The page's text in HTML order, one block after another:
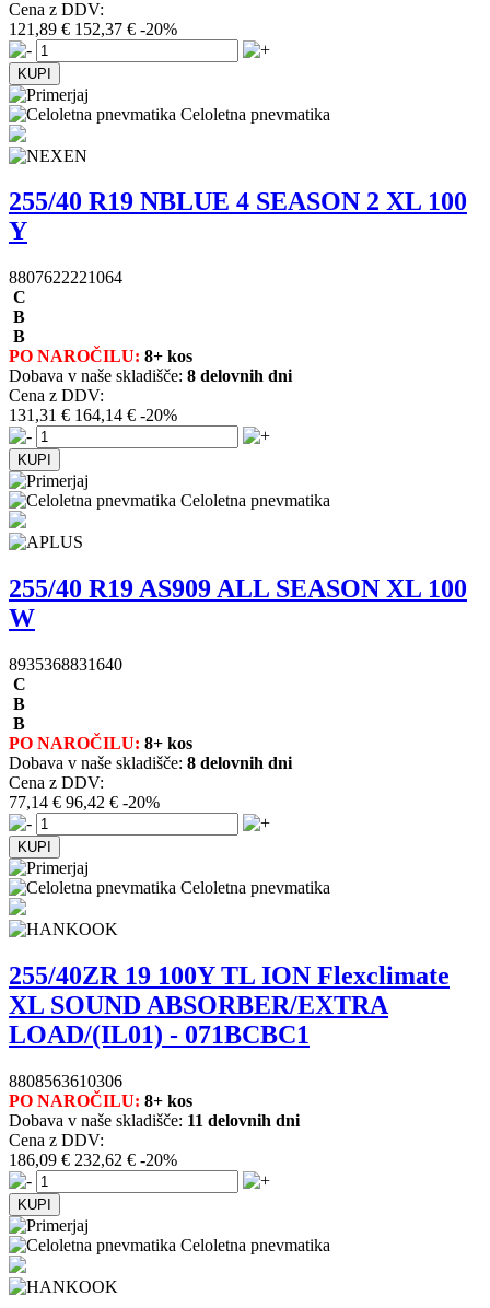
Cena z DDV:
121,89 € 152,37 € -20%
Celoletna pnevmatika
255/40 R19 NBLUE 4 SEASON 2 XL 100
Y
8807622221064
C
B
B
PO NAROČILU: 8+ kos
Dobava v naše skladišče: 8 delovnih dni
Cena z DDV:
131,31 € 164,14 € -20%
Celoletna pnevmatika
255/40 R19 AS909 ALL SEASON XL 100
W
8935368831640
C
B
B
PO NAROČILU: 8+ kos
Dobava v naše skladišče: 8 delovnih dni
Cena z DDV:
77,14 € 96,42 € -20%
Celoletna pnevmatika
255/40ZR 19 100Y TL ION Flexclimate
XL SOUND ABSORBER/EXTRA
LOAD/(IL01) - 071BCBC1
8808563610306
PO NAROČILU: 8+ kos
Dobava v naše skladišče: 11 delovnih dni
Cena z DDV:
186,09 € 232,62 € -20%
Celoletna pnevmatika